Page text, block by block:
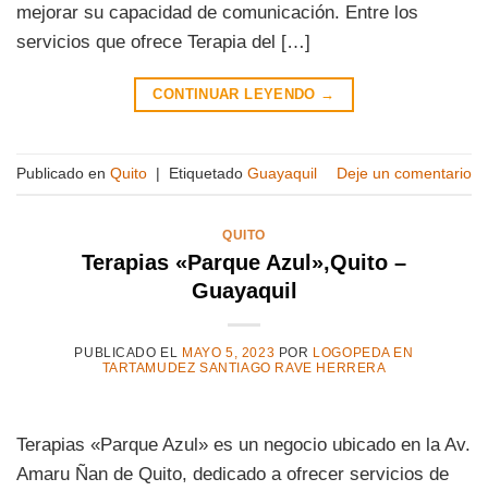
mejorar su capacidad de comunicación. Entre los
servicios que ofrece Terapia del […]
CONTINUAR LEYENDO →
Publicado en Quito | Etiquetado Guayaquil Deje un comentario
QUITO
Terapias «Parque Azul»,Quito –
Guayaquil
PUBLICADO EL MAYO 5, 2023 POR LOGOPEDA EN
TARTAMUDEZ SANTIAGO RAVE HERRERA
Terapias «Parque Azul» es un negocio ubicado en la Av.
Amaru Ñan de Quito, dedicado a ofrecer servicios de